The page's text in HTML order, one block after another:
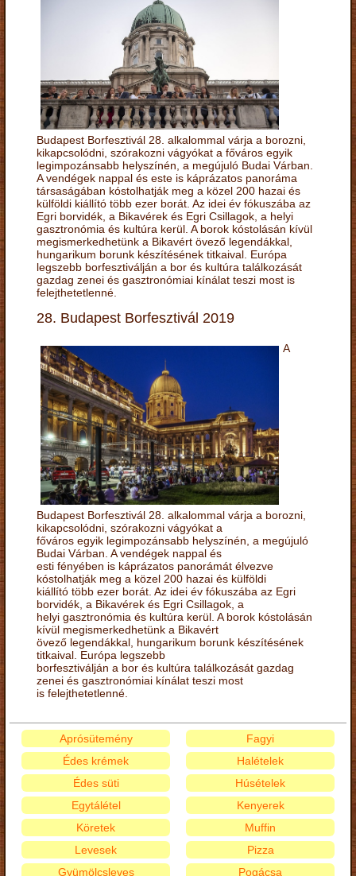
Budapest Borfesztivál 28. alkalommal várja a borozni,
kikapcsolódni, szórakozni vágyókat a főváros egyik
legimpozánsabb helyszínén, a megújuló Budai Várban.
A vendégek nappal és este is káprázatos panoráma
társaságában kóstolhatják meg a közel 200 hazai és
külföldi kiállító több ezer borát. Az idei év fókuszába az
Egri borvidék, a Bikavérek és Egri Csillagok, a helyi
gasztronómia és kultúra kerül. A borok kóstolásán kívül
megismerkedhetünk a Bikavért övező legendákkal,
hungarikum borunk készítésének titkaival. Európa
legszebb borfesztiválján a bor és kultúra találkozását
gazdag zenei és gasztronómiai kínálat teszi most is
felejthetetlenné.
28. Budapest Borfesztivál 2019
A
Budapest Borfesztivál 28. alkalommal várja a borozni,
kikapcsolódni, szórakozni vágyókat a
főváros egyik legimpozánsabb helyszínén, a megújuló
Budai Várban. A vendégek nappal és
esti fényében is káprázatos panorámát élvezve
kóstolhatják meg a közel 200 hazai és külföldi
kiállító több ezer borát. Az idei év fókuszába az Egri
borvidék, a Bikavérek és Egri Csillagok, a
helyi gasztronómia és kultúra kerül. A borok kóstolásán
kívül megismerkedhetünk a Bikavért
övező legendákkal, hungarikum borunk készítésének
titkaival. Európa legszebb
borfesztiválján a bor és kultúra találkozását gazdag
zenei és gasztronómiai kínálat teszi most
is felejthetetlenné.
Aprósütemény
Édes krémek
Édes süti
Egytálétel
Fagyi
Halételek
Húsételek
Kenyerek
Köretek
Levesek
Gyümölcsleves
Muffin
Pizza
Pogácsa